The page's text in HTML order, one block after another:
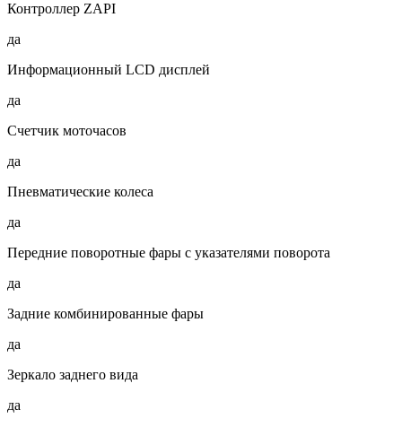
Контроллер ZAPI
да
Информационный LCD дисплей
да
Счетчик моточасов
да
Пневматические колеса
да
Передние поворотные фары с указателями поворота
да
Задние комбинированные фары
да
Зеркало заднего вида
да